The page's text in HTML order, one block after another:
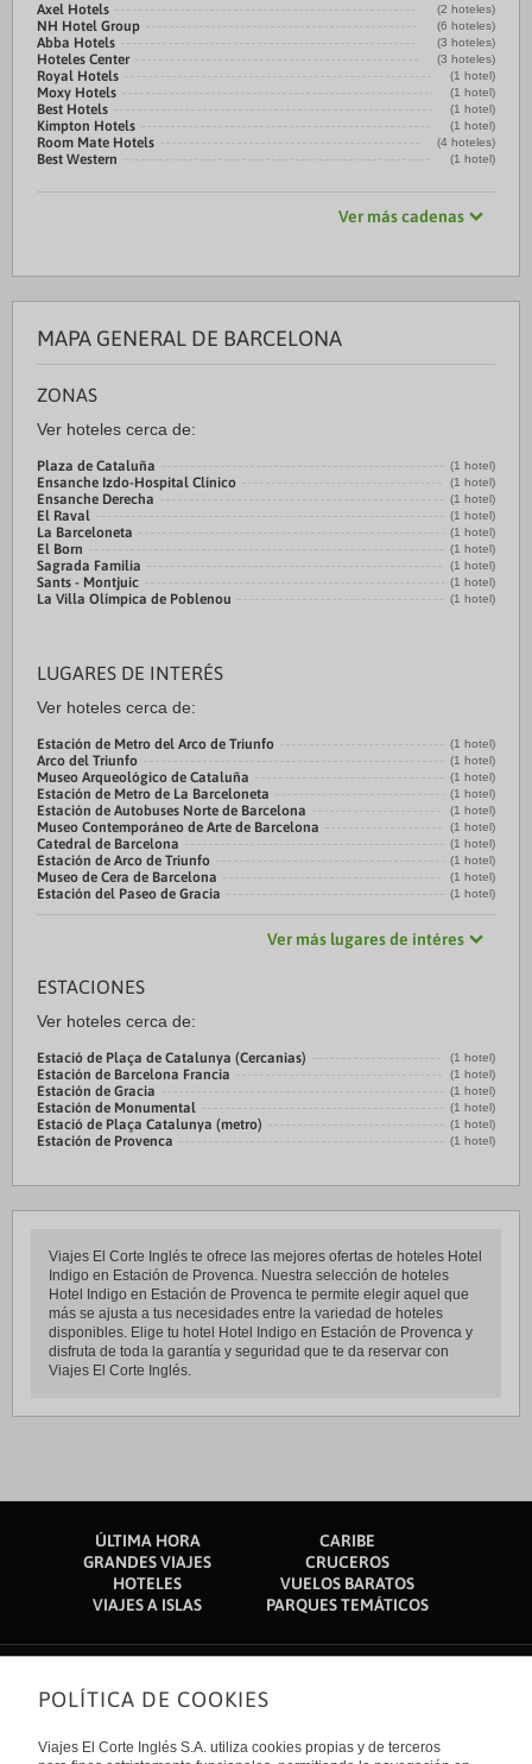
Axel Hotels (2 hoteles)
NH Hotel Group (6 hoteles)
Abba Hotels (3 hoteles)
Hoteles Center (3 hoteles)
Royal Hotels (1 hotel)
Moxy Hotels (1 hotel)
Best Hotels (1 hotel)
Kimpton Hotels (1 hotel)
Room Mate Hotels (4 hoteles)
Best Western (1 hotel)
Ver más cadenas
MAPA GENERAL DE BARCELONA
ZONAS
Ver hoteles cerca de:
Plaza de Cataluña (1 hotel)
Ensanche Izdo-Hospital Clínico (1 hotel)
Ensanche Derecha (1 hotel)
El Raval (1 hotel)
La Barceloneta (1 hotel)
El Born (1 hotel)
Sagrada Familia (1 hotel)
Sants - Montjuic (1 hotel)
La Villa Olímpica de Poblenou (1 hotel)
LUGARES DE INTERÉS
Ver hoteles cerca de:
Estación de Metro del Arco de Triunfo (1 hotel)
Arco del Triunfo (1 hotel)
Museo Arqueológico de Cataluña (1 hotel)
Estación de Metro de La Barceloneta (1 hotel)
Estación de Autobuses Norte de Barcelona (1 hotel)
Museo Contemporáneo de Arte de Barcelona (1 hotel)
Catedral de Barcelona (1 hotel)
Estación de Arco de Triunfo (1 hotel)
Museo de Cera de Barcelona (1 hotel)
Estación del Paseo de Gracia (1 hotel)
Ver más lugares de intéres
ESTACIONES
Ver hoteles cerca de:
Estació de Plaça de Catalunya (Cercanias) (1 hotel)
Estación de Barcelona Francia (1 hotel)
Estación de Gracia (1 hotel)
Estación de Monumental (1 hotel)
Estació de Plaça Catalunya (metro) (1 hotel)
Estación de Provenca (1 hotel)
Viajes El Corte Inglés te ofrece las mejores ofertas de hoteles Hotel
Indigo en Estación de Provenca. Nuestra selección de hoteles
Hotel Indigo en Estación de Provenca te permite elegir aquel que
más se ajusta a tus necesidades entre la variedad de hoteles
disponibles. Elige tu hotel Hotel Indigo en Estación de Provenca y
disfruta de toda la garantía y seguridad que te da reservar con
Viajes El Corte Inglés.
ÚLTIMA HORA
CARIBE
GRANDES VIAJES
CRUCEROS
HOTELES
VUELOS BARATOS
VIAJES A ISLAS
PARQUES TEMÁTICOS
Sobre nosotros
Quiénes somos
POLÍTICA DE COOKIES
Viajes El Corte Inglés S.A. utiliza cookies propias y de terceros